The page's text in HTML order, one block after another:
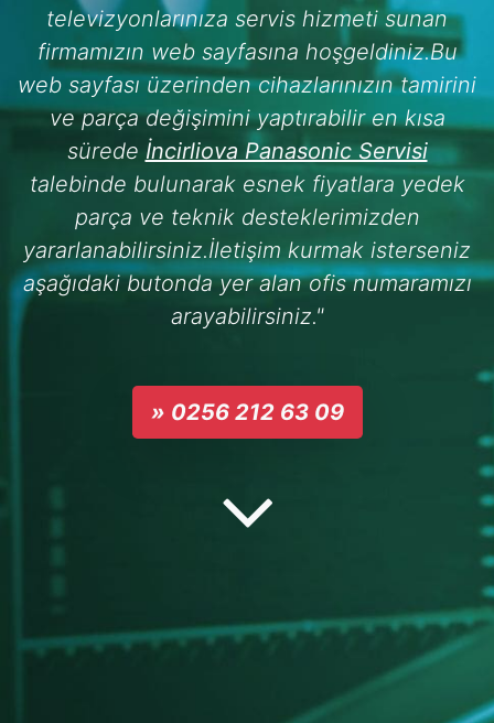
televizyonlarınıza servis hizmeti sunan
firmamızın web sayfasına hoşgeldiniz.Bu
web sayfası üzerinden cihazlarınızın tamirini
ve parça değişimini yaptırabilir en kısa
sürede İncirliova Panasonic Servisi
talebinde bulunarak esnek fiyatlara yedek
parça ve teknik desteklerimizden
yararlanabilirsiniz.İletişim kurmak isterseniz
aşağıdaki butonda yer alan ofis numaramızı
arayabilirsiniz."
» 0256 212 63 09